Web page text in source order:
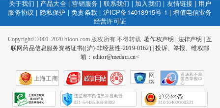
关于我们 | 产品大全|营销服务 | 联系我们 | 加入我们 | 友情链接 | 用户
服务协议 | 隐私保护 |免责条款 | 沪ICP备14018915号-1 |增值电信业务
经营许可证
Copyright©2001-2020 bioon.com 版权所有 不得转载.著作权声明 法律声明
互
联网药品信息服务资格证书((沪)-非经营性-2019-0162)|投诉、举报、维权邮
箱：editor@medsci.cn<
上海工商
网
络
会
征
021-54485309-8082 31010402000321